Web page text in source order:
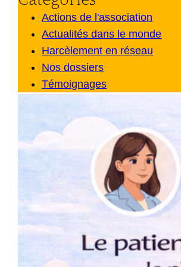
Actions de l'association
Actualités dans le monde
Harcèlement en réseau
Nos dossiers
Témoignages